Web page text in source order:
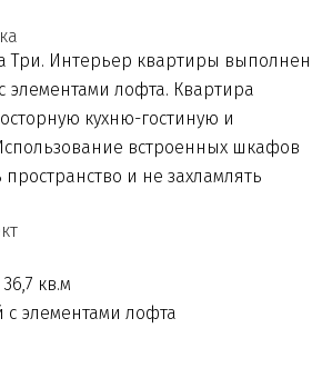
Три. Интерьер квартиры выполнен
элементами лофта. Квартира
кухню-гостиную и
встроенных шкафов
и не захламлять
кв.м
элементами лофта